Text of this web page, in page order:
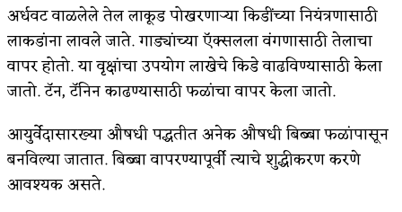
अर्धवट वाळलेले तेल लाकूड पोखरणाऱ्या किडींच्या नियंत्रणासाठी
लाकडांना लावले जाते. गाड्यांच्या ऍक्‍सलला वंगणासाठी तेलाचा
वापर होतो. या वृक्षांचा उपयोग लाखेचे किडे वाढविण्यासाठी केला
जातो. टॅन, टॅनिन काढण्यासाठी फळांचा वापर केला जातो.
आयुर्वेदासारख्या औषधी पद्धतीत अनेक औषधी बिब्बा फळांपासून
बनविल्या जातात. बिब्बा वापरण्यापूर्वी त्याचे शुद्धीकरण करणे
आवश्‍यक असते.